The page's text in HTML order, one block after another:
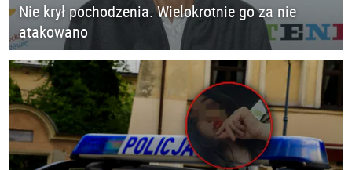
Nie krył pochodzenia. Wielokrotnie go za nie
atakowano